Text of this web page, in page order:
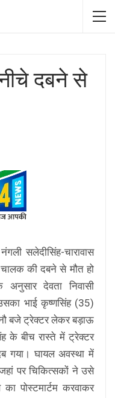
दबने से
नंगली सलेदीसिंह-चारावास
की दबने से मौत हो
देवता निवासी
उसका भाई कृष्णसिंह (35)
नौ बजे ट्रेक्टर लेकर बड़ाऊ
के बीच रास्ते में ट्रेक्टर
गया। घायल अवस्था में
पर चिकित्सकों ने उसे
पोस्टमार्टम करवाकर